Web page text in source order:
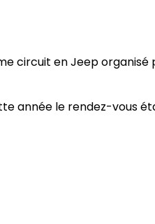
circuit en Jeep
année le rendez-vous